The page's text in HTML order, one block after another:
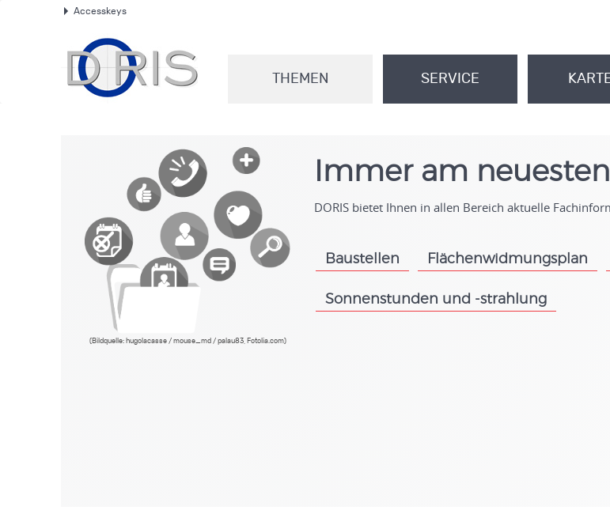
Accesskeys
THEMEN SERVICE
(Bildquelle: hugolacasse / mouse_md / palau83, Fotolia.com)
Immer am
DORIS bietet Ihnen in allen Bereich aktuelle
Baustellen Flächenwidmungsplan
.
Sonnenstunden und -strahlung